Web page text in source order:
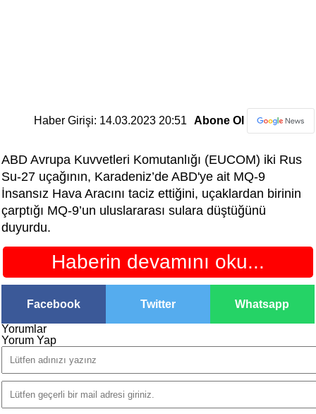
Haber Girişi: 14.03.2023 20:51 Abone Ol
ABD Avrupa Kuvvetleri Komutanlığı (EUCOM) iki Rus
Su-27 uçağının, Karadeniz’de ABD'ye ait MQ-9
İnsansız Hava Aracını taciz ettiğini, uçaklardan birinin
çarptığı MQ-9’un uluslararası sulara düştüğünü
duyurdu.
Haberin devamını oku...
Facebook Twitter Whatsapp
Yorumlar
Yorum Yap